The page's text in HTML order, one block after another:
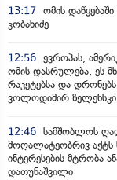
13:17 ომის
კობახიძე
12:56 ევროპას,
ომის დასრულება, ეს
რაკეტებსა და
ვოლოდიმირ ზელენსკი
12:46 სამშობლოს
მოღალატეობრივ აქტს
ინტერესების მტრობა
დათუნაშვილი